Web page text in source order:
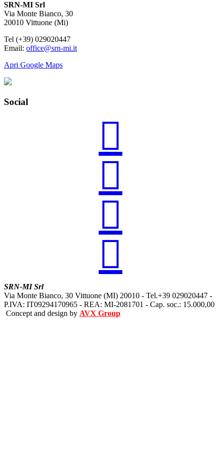
SRN-MI Srl
Via Monte Bianco, 30
20010 Vittuone (Mi)
Tel (+39) 029020447
Email: office@srn-mi.it
Apri Google Maps
Social




SRN-MI Srl
Via Monte Bianco, 30 Vittuone (MI) 20010 - Tel.+39 029020447 -
P.IVA: IT09294170965 - REA: MI-2081701 - Cap. soc.: 15.000,00
Concept and design by AVX Group